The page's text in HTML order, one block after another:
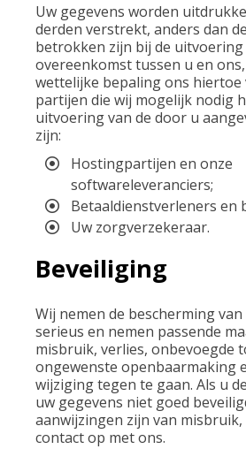
Uw gegevens worden
derden verstrekt, anders dan
betrokken zijn bij de uitvoering
overeenkomst tussen u en
wettelijke bepaling ons hiertoe
partijen die wij mogelijk nodig
uitvoering van de door u
zijn:
Hostingpartijen en onze
softwareleveranciers;
Betaaldienstverleners en
Uw zorgverzekeraar.
Beveiliging
Wij nemen de bescherming
serieus en nemen passende
misbruik, verlies, onbevoegde
ongewenste openbaarmaking
wijziging tegen te gaan. Als u
uw gegevens niet goed
aanwijzingen zijn van misbruik,
contact op met ons.